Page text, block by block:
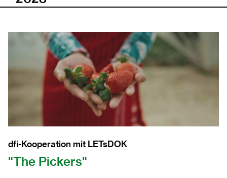
2021
2020
2017
dfi-Kooperation mit LETsDOK
"The Pickers"